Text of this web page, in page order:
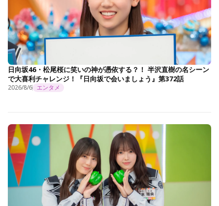
日向坂46・松尾桜に笑いの神が憑依する？！ 半沢直樹の名シーン
で大喜利チャレンジ！『日向坂で会いましょう』第372話
2026/8/6 エンタメ